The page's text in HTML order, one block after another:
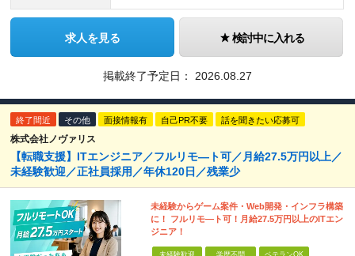
求人を見る 検討中に入れる
掲載終了予定日： 2026.08.27
終了間近 その他 面接情報有 自己PR不要 話を聞きたい応募可
株式会社ノヴァリス
【転職支援】ITエンジニア／フルリモ―ト可／月給27.5万円以上／
未経験歓迎／正社員採用／年休120日／残業少
未経験からゲーム案件・Web開発・インフラ構築
に！ フルリモ―ト可！月給27.5万円以上のITエン
ジニア！
未経験歓迎 学歴不問 ベテランOK